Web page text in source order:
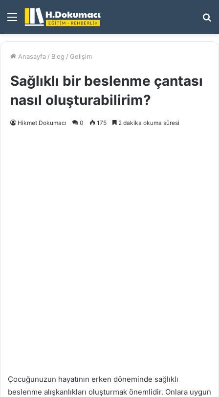
Menü
Anasayfa / Blog / Gelişim
Sağlıklı bir beslenme çantası
nasıl oluşturabilirim?
Hikmet Dokumacı 0 175 2 dakika okuma süresi
Çocuğunuzun hayatının erken döneminde sağlıklı
beslenme alışkanlıkları oluşturmak önemlidir. Onlara uygun